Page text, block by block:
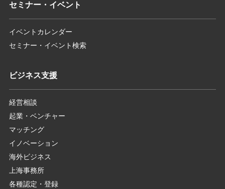
セミナー・イベント
イベントカレンダー
セミナー・イベント検索
ビジネス支援
経営相談
起業・ベンチャー
マッチング
イノベーション
海外ビジネス
上海事務所
各種認定・登録